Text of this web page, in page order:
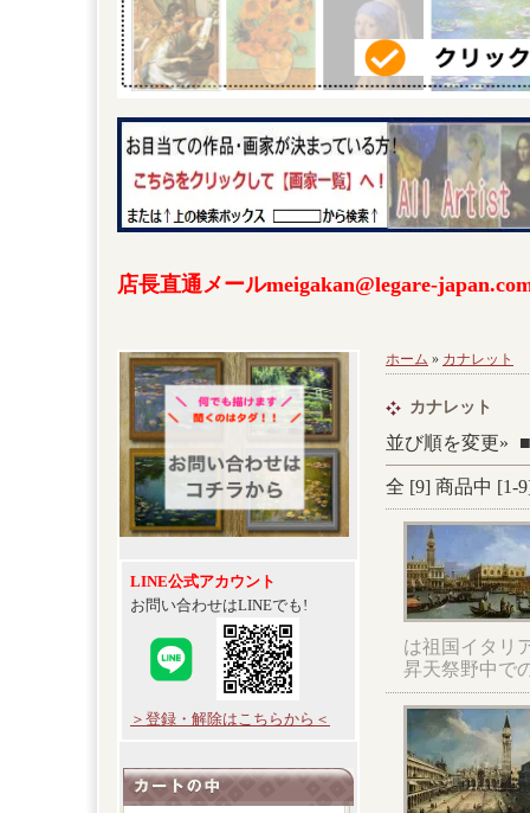
店長直通メールmeigakan@legare-
LINE公式アカウント
お問い合わせはLINEでも!
＞登録・解除はこちらから＜
ホーム » カナレット
カナレット
並び順を変更» ■
全 [9] 商品中 [1-9
は祖国イタリ
昇天祭野中で